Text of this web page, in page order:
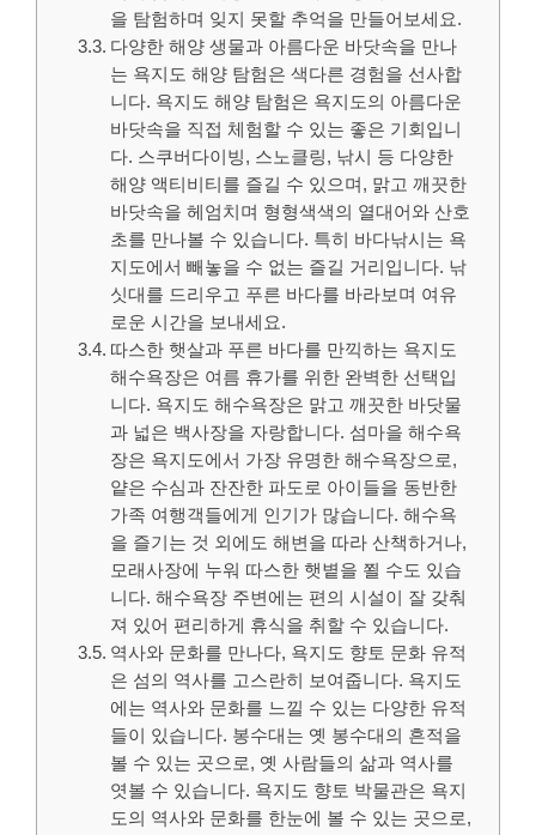
을 탐험하며 잊지 못할 추억을 만들어보세요.
다양한 해양 생물과 아름다운 바닷속을 만나
는 욕지도 해양 탐험은 색다른 경험을 선사합
니다. 욕지도 해양 탐험은 욕지도의 아름다운
바닷속을 직접 체험할 수 있는 좋은 기회입니
다. 스쿠버다이빙, 스노클링, 낚시 등 다양한
해양 액티비티를 즐길 수 있으며, 맑고 깨끗한
바닷속을 헤엄치며 형형색색의 열대어와 산호
초를 만나볼 수 있습니다. 특히 바다낚시는 욕
지도에서 빼놓을 수 없는 즐길 거리입니다. 낚
싯대를 드리우고 푸른 바다를 바라보며 여유
로운 시간을 보내세요.
따스한 햇살과 푸른 바다를 만끽하는 욕지도
해수욕장은 여름 휴가를 위한 완벽한 선택입
니다. 욕지도 해수욕장은 맑고 깨끗한 바닷물
과 넓은 백사장을 자랑합니다. 섬마을 해수욕
장은 욕지도에서 가장 유명한 해수욕장으로,
얕은 수심과 잔잔한 파도로 아이들을 동반한
가족 여행객들에게 인기가 많습니다. 해수욕
을 즐기는 것 외에도 해변을 따라 산책하거나,
모래사장에 누워 따스한 햇볕을 쬘 수도 있습
니다. 해수욕장 주변에는 편의 시설이 잘 갖춰
져 있어 편리하게 휴식을 취할 수 있습니다.
역사와 문화를 만나다, 욕지도 향토 문화 유적
은 섬의 역사를 고스란히 보여줍니다. 욕지도
에는 역사와 문화를 느낄 수 있는 다양한 유적
들이 있습니다. 봉수대는 옛 봉수대의 흔적을
볼 수 있는 곳으로, 옛 사람들의 삶과 역사를
엿볼 수 있습니다. 욕지도 향토 박물관은 욕지
도의 역사와 문화를 한눈에 볼 수 있는 곳으로,